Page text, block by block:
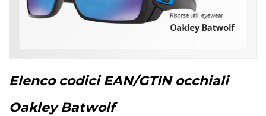
Elenco codici EAN/GTIN occhiali
Oakley Batwolf